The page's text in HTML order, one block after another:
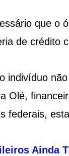
que o
de crédito
indivíduo
Olé,
federais,
Ainda